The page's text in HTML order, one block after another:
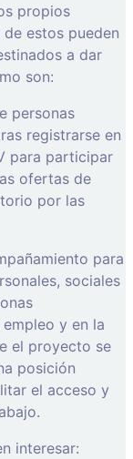
propios
estos pueden
a dar
son:
personas
registrarse en
para participar
ofertas de
por las
para
sociales
y en la
el proyecto se
posición
el acceso y
interesar: